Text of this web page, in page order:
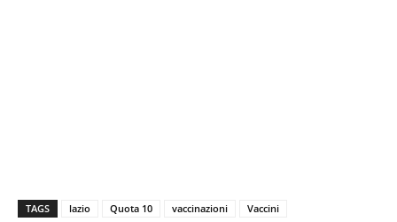
TAGS lazio Quota 10 vaccinazioni Vaccini